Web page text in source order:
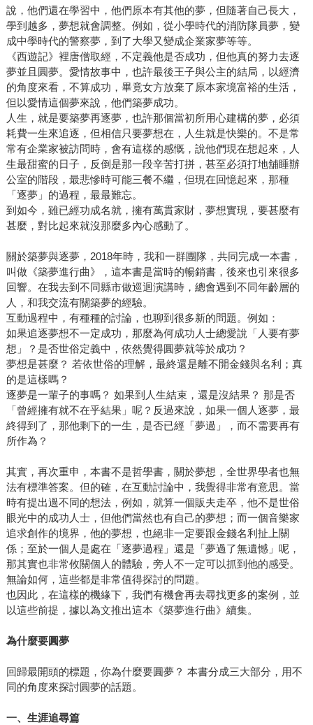
說，他們還在學習中，他們原本有其他的夢，但隨著自己長大，
學到越多，夢想就會調整。例如，從小學時代的消防隊員夢，變
成中學時代的警察夢，到了大學又變成企業家夢等等。
《西遊記》裡唐僧取經，不定義他是否成功，但他真的努力去逐
夢並且圓夢。愛情故事中，也許最後王子與公主的結局，以經濟
的角度來看，不算成功，畢竟女方放棄了原本家境富裕的生活，
但以愛情這個夢來說，他們築夢成功。
人生，就是要築夢再逐夢，也許那個當初所用心建構的夢，必須
耗費一生來追逐，但相信只要夢想在，人生就是快樂的。不是常
常有企業家被訪問時，會有這樣的感慨，說他們現在想起來，人
生最甜蜜的日子，反倒是那一段辛苦打拼，甚至必須打地舖睡辦
公室的階段，最悲慘時可能三餐不繼，但現在回憶起來，那種
「逐夢」的過程，最最難忘。
到如今，雖已經功成名就，擁有萬貫家財，夢想實現，要甚麼有
甚麼，對比起來就沒那麼多內心感動了。
關於築夢與逐夢，2018年時，我和一群團隊，共同完成一本書，
叫做《築夢進行曲》，這本書是當時的暢銷書，後來也引來很多
回響。在我去到不同縣市做巡迴演講時，總會遇到不同年齡層的
人，和我交流有關築夢的經驗。
互動過程中，有種種的討論，也聊到很多新的問題。例如：
如果追逐夢想不一定成功，那麼為何成功人士總愛說「人要有夢
想」？是否世俗定義中，依然覺得圓夢就等於成功？
夢想是甚麼？ 若依世俗的理解，最終還是離不開金錢與名利；真
的是這樣嗎？
逐夢是一輩子的事嗎？ 如果到人生結束，還是沒結果？ 那是否
「曾經擁有就不在乎結果」呢？反過來說，如果一個人逐夢，最
終得到了，那他剩下的一生，是否已經「夢過」，而不需要再有
所作為？
其實，再次重申，本書不是哲學書，關於夢想，全世界學者也無
法有標準答案。但的確，在互動討論中，我覺得非常有意思。當
時有提出過不同的想法，例如，就算一個販夫走卒，他不是世俗
眼光中的成功人士，但他們當然也有自己的夢想；而一個音樂家
追求創作的境界，他的夢想，也絕非一定要跟金錢名利扯上關
係；至於一個人是處在「逐夢過程」還是「夢過了無遺憾」呢，
那其實也非常攸關個人的體驗，旁人不一定可以抓到他的感受。
無論如何，這些都是非常值得探討的問題。
也因此，在這樣的機緣下，我們有機會再去尋找更多的案例，並
以這些前提，據以為文推出這本《築夢進行曲》續集。
為什麼要圓夢
回歸最開頭的標題，你為什麼要圓夢？ 本書分成三大部分，用不
同的角度來探討圓夢的話題。
一、生涯追尋篇